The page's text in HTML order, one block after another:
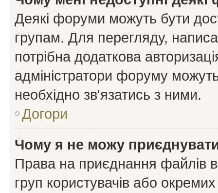
Деякі форуми можуть бути
групам. Для перегляду,
потрібна додаткова
адміністратори форуму
необхідно зв'язатись з ними.
Догори
Чому я не можу
Права на приєднання файлів
груп користувачів або